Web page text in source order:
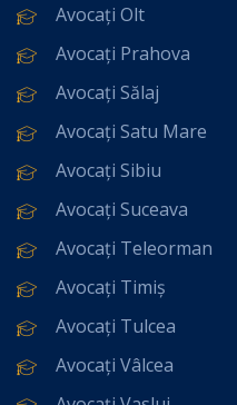
Avocați Olt
Avocați Prahova
Avocați Sălaj
Avocați Satu Mare
Avocați Sibiu
Avocați Suceava
Avocați Teleorman
Avocați Timiș
Avocați Tulcea
Avocați Vâlcea